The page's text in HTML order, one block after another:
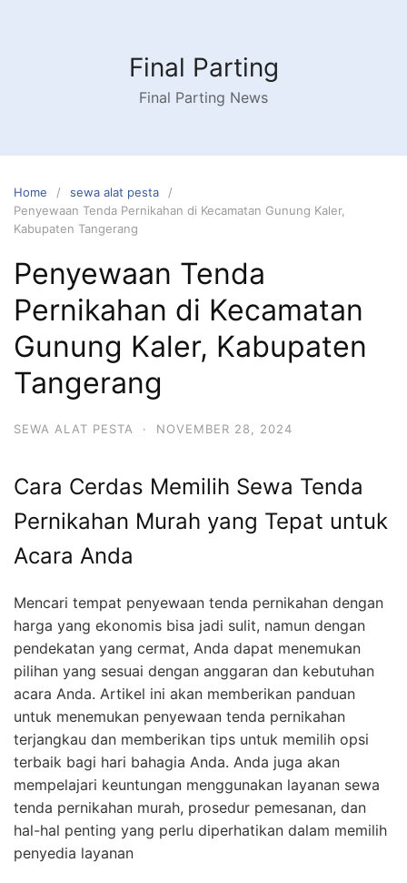
Final Parting
Final Parting News
Home
sewa alat pesta
Penyewaan Tenda Pernikahan di Kecamatan Gunung Kaler,
Kabupaten Tangerang
Penyewaan Tenda
Pernikahan di Kecamatan
Gunung Kaler, Kabupaten
Tangerang
SEWA ALAT PESTA · NOVEMBER 28, 2024
Cara Cerdas Memilih Sewa Tenda
Pernikahan Murah yang Tepat untuk
Acara Anda
Mencari tempat penyewaan tenda pernikahan dengan
harga yang ekonomis bisa jadi sulit, namun dengan
pendekatan yang cermat, Anda dapat menemukan
pilihan yang sesuai dengan anggaran dan kebutuhan
acara Anda. Artikel ini akan memberikan panduan
untuk menemukan penyewaan tenda pernikahan
terjangkau dan memberikan tips untuk memilih opsi
terbaik bagi hari bahagia Anda. Anda juga akan
mempelajari keuntungan menggunakan layanan sewa
tenda pernikahan murah, prosedur pemesanan, dan
hal-hal penting yang perlu diperhatikan dalam memilih
penyedia layanan